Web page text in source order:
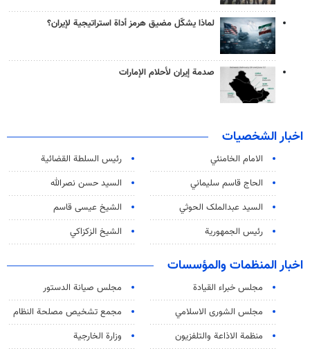
لماذا يشكّل مضيق هرمز أداة استراتيجية لإيران؟
صدمة إيران لأحلام الإمارات
اخبار الشخصيات
الامام الخامنئي
رئیس السلطة القضائیة
الحاج قاسم سليماني
السيد حسن نصرالله
السید عبدالملک الحوثي
الشيخ عيسى قاسم
رئيس الجمهورية
الشيخ الزكزاكي
اخبار المنظمات والمؤسسات
مجلس خبراء القيادة
مجلس صيانة الدستور
مجلس الشورى الاسلامي
مجمع تشخيص مصلحة النظام
منظمة الاذاعة والتلفزیون
وزارة الخارجية